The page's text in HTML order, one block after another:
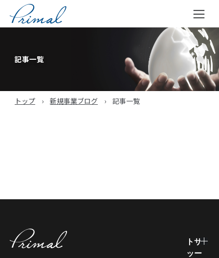
へ
記事一覧
トップ › 新規事業ブログ › 記事一覧
ト
ッ
サ
ー